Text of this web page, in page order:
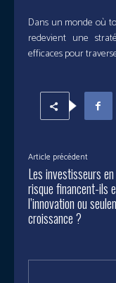
Dans un monde où
redevient une
efficaces pour
Article précédent
Les investisseurs
risque financent-ils
l’innovation ou
croissance ?